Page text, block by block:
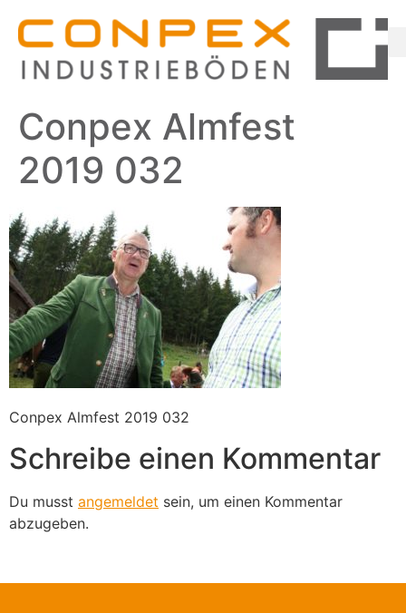
Conpex Almfest
2019 032
Conpex Almfest 2019 032
Schreibe einen Kommentar
Du musst angemeldet sein, um einen Kommentar
abzugeben.